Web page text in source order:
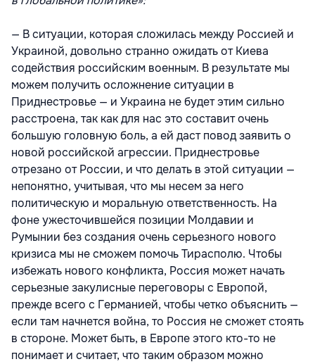
— В ситуации, которая сложилась между Россией и
Украиной, довольно странно ожидать от Киева
содействия российским военным. В результате мы
можем получить осложнение ситуации в
Приднестровье — и Украина не будет этим сильно
расстроена, так как для нас это составит очень
большую головную боль, а ей даст повод заявить о
новой российской агрессии. Приднестровье
отрезано от России, и что делать в этой ситуации —
непонятно, учитывая, что мы несем за него
политическую и моральную ответственность. На
фоне ужесточившейся позиции Молдавии и
Румынии без создания очень серьезного нового
кризиса мы не сможем помочь Тирасполю. Чтобы
избежать нового конфликта, Россия может начать
серьезные закулисные переговоры с Европой,
прежде всего с Германией, чтобы четко объяснить —
если там начнется война, то Россия не сможет стоять
в стороне. Может быть, в Европе этого кто-то не
понимает и считает, что таким образом можно